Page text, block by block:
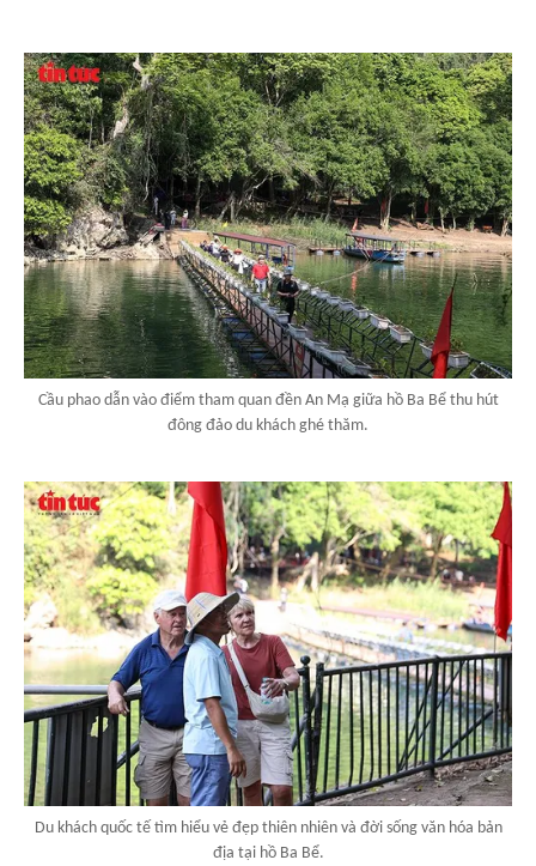
Cầu phao dẫn vào điểm tham quan đền An Mạ giữa hồ Ba Bể thu hút
đông đảo du khách ghé thăm.
Du khách quốc tế tìm hiểu vẻ đẹp thiên nhiên và đời sống văn hóa bản
địa tại hồ Ba Bể.